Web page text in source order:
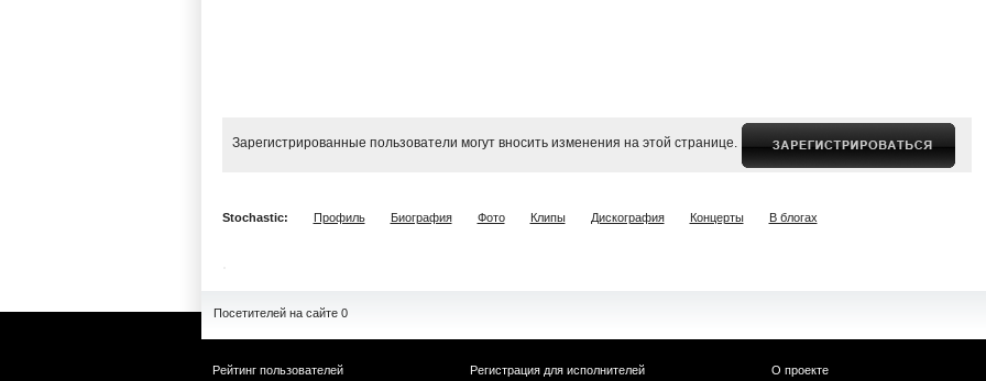
Зарегистрированные пользователи могут вносить изменения на этой странице.
Stochastic: Профиль Биография Фото Клипы Дискография Концерты В блогах
Посетителей на сайте 0
Рейтинг пользователей
Регистрация для исполнителей
О проекте